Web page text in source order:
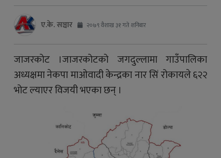
ए.के. सञ्चार २०७९ वैशाख ३१ गते शनिबार
जाजरकोट ।जाजरकोटको जगदुल्लामा गाउँपालिका
अध्यक्षमा नेकपा माओवादी केन्द्रका नार सिं रोकायले ६२२
भोट ल्याएर विजयी भएका छन् ।